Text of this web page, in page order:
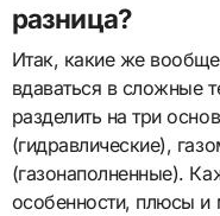
разница?
Итак, какие же
вдаваться в сложные
разделить на три
(гидравлические),
(газонаполненные).
особенности, плюсы